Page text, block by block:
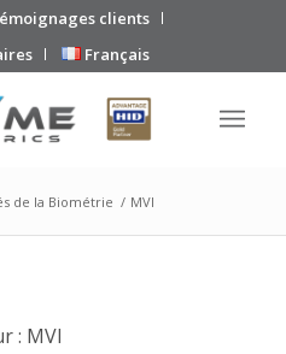
clients
Français
de la Biométrie / MVI
: MVI